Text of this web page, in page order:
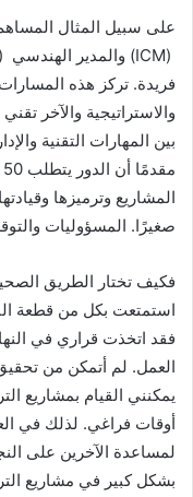
فريدة. تركز هذه
والاستراتيجية والآخر
صغيرًا. المسؤوليات
فكيف تختار الطريق
استمتعت بكل من قطعة
فقد اتخذت قراري في
العمل. لم أتمكن من
يمكنني القيام بمشاريع
أوقات فراغي. لذلك في
لمساعدة الآخرين على
بشكل كبير في مشاريع